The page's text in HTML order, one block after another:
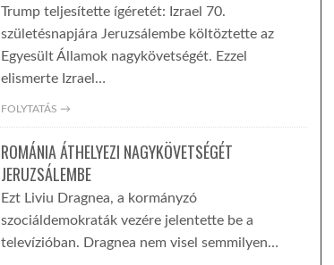
Trump teljesítette ígéretét: Izrael 70.
születésnapjára Jeruzsálembe költöztette az
Egyesült Államok nagykövetségét. Ezzel
elismerte Izrael…
FOLYTATÁS →
ROMÁNIA ÁTHELYEZI NAGYKÖVETSÉGÉT
JERUZSÁLEMBE
Ezt Liviu Dragnea, a kormányzó
szociáldemokraták vezére jelentette be a
televízióban. Dragnea nem visel semmilyen…